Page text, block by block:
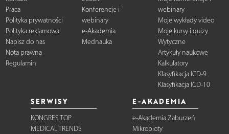
Praca
Polityka prywatności
Polityka reklamowa
Napisz do nas
Nota prawna
Regulamin
Konferencje i
webinary
e-Akademia
Mednauka
webinary
Moje wykłady video
Moje kursy i quizy
Wytyczne
Artykuły naukowe
Kalkulatory
Klasyfikacja ICD-9
Klasyfikacja ICD-10
SERWISY
KONGRES TOP
MEDICAL TRENDS
E-AKADEMIA
e-Akademia Zaburzeń
Mikrobioty